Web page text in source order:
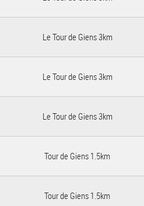
Le Tour de Giens 3km
Le Tour de Giens 3km
Le Tour de Giens 3km
Tour de Giens 1.5km
Tour de Giens 1.5km